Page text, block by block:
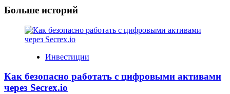
Больше историй
Инвестиции
Как безопасно работать с цифровыми активами
через Secrex.io